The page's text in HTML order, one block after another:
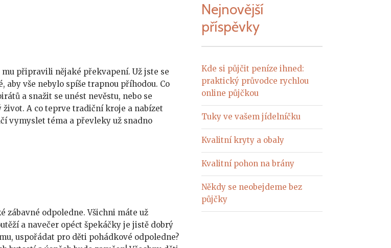
připravili nějaké překvapení. Už jste se
vše nebylo spíše trapnou příhodou. Co
a snažit se unést nevěstu, nebo se
A co teprve tradiční kroje a nabízet
vymyslet téma a převleky už snadno
zábavné odpoledne. Všichni máte už
a navečer opéct špekáčky je jistě dobrý
uspořádat pro děti pohádkové odpoledne?
Nejnovější
příspěvky
Kde si půjčit peníze ihned:
praktický průvodce rychlou
online půjčkou
Tuky ve vašem jídelníčku
Kvalitní kryty a obaly
Kvalitní pohon na brány
Někdy se neobejdeme bez
půjčky